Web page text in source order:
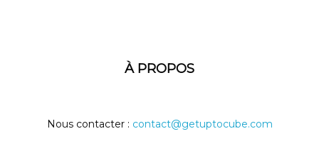
À PROPOS
Nous contacter : contact@getuptocube.com